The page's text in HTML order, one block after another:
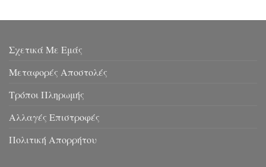
Σχετικά Με Εμάς
Μεταφορές Αποστολές
Τρόποι Πληρωμής
Αλλαγές Επιστροφές
Πολιτική Απορρήτου